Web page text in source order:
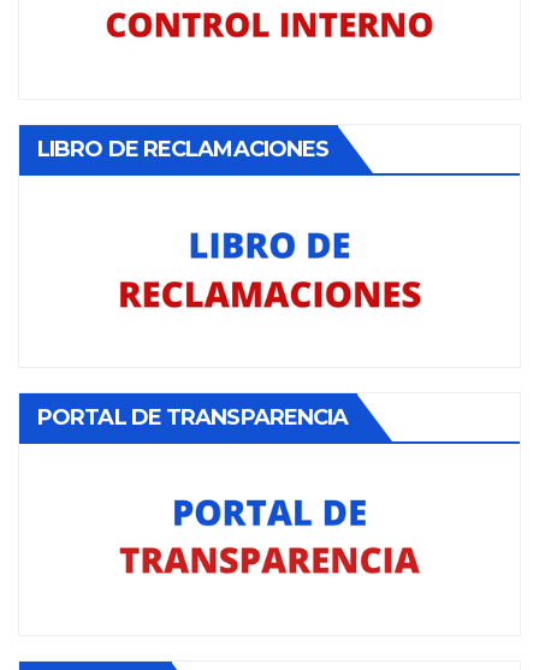
LIBRO DE RECLAMACIONES
PORTAL DE TRANSPARENCIA